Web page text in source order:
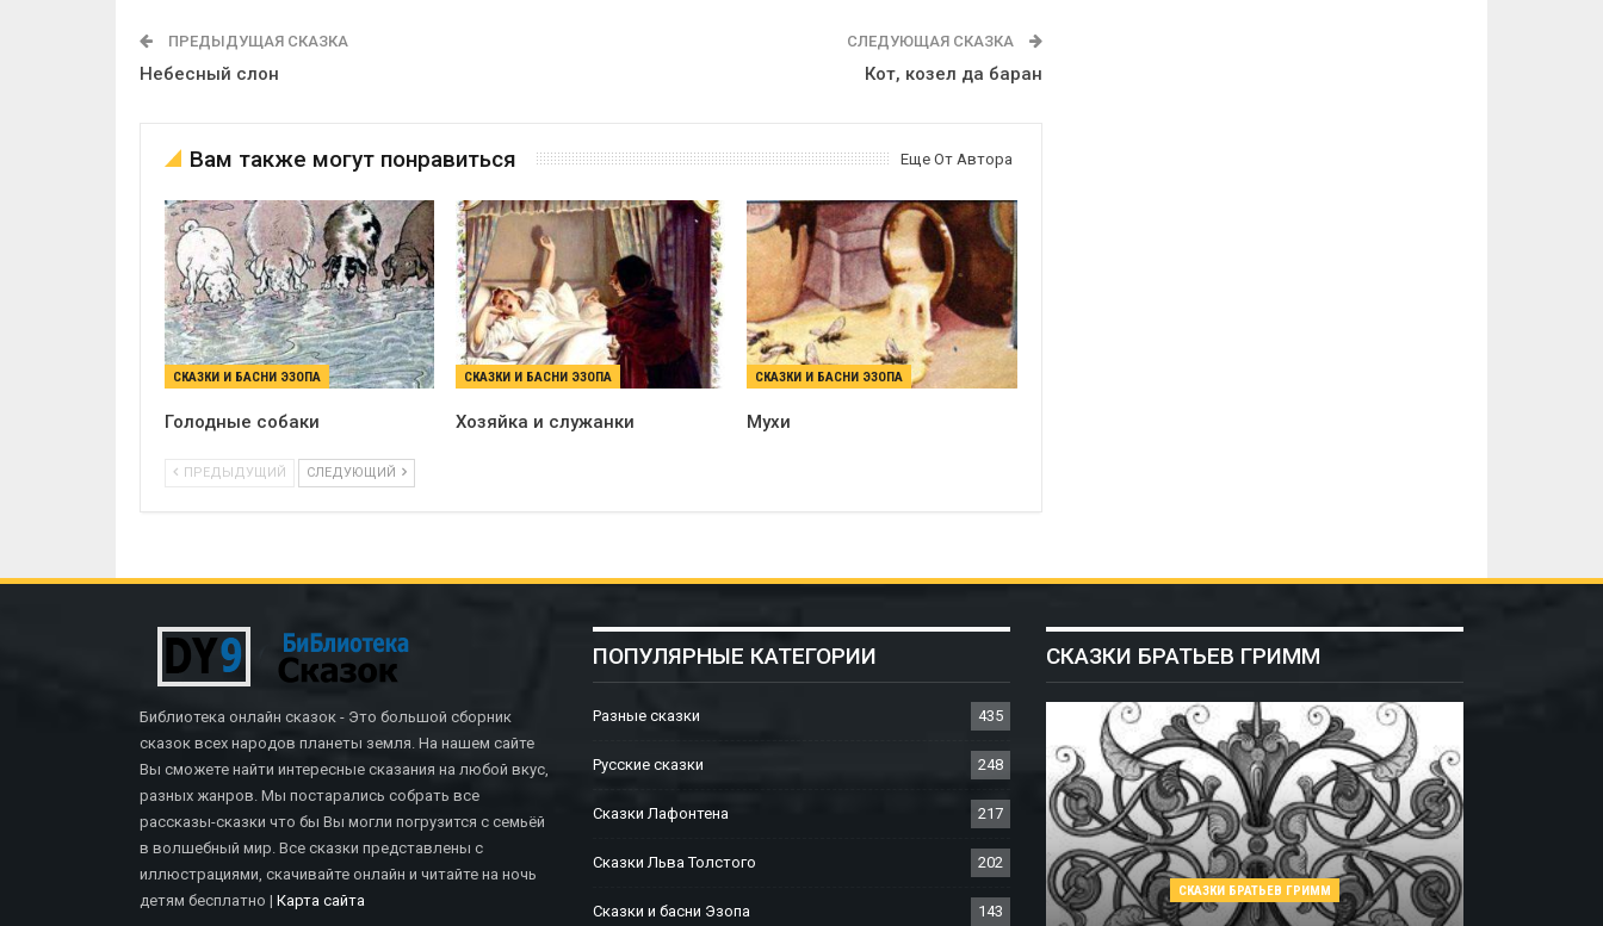
ПРЕДЫДУЩАЯ СКАЗКА
Небесный слон
СЛЕДУЮЩАЯ СКАЗКА
Кот, козел да баран
Вам также могут понравиться Еще От Автора
СКАЗКИ И БАСНИ ЭЗОПА
Голодные собаки
СКАЗКИ И БАСНИ ЭЗОПА
Хозяйка и служанки
СКАЗКИ И БАСНИ ЭЗОПА
Мухи
ПРЕДЫДУЩИЙ СЛЕДУЮЩИЙ
Библиотека онлайн сказок - Это большой сборник
сказок всех народов планеты земля. На нашем сайте
Вы сможете найти интересные сказания на любой вкус,
разных жанров. Мы постарались собрать все
рассказы-сказки что бы Вы могли погрузится с семьёй
в волшебный мир. Все сказки представлены с
иллюстрациями, скачивайте онлайн и читайте на ночь
детям бесплатно | Карта сайта
ПОПУЛЯРНЫЕ КАТЕГОРИИ
Разные сказки 435
Русские сказки 248
Сказки Лафонтена 217
Сказки Льва Толстого 202
Сказки и басни Эзопа 143
СКАЗКИ БРАТЬЕВ ГРИММ
СКАЗКИ БРАТЬЕВ ГРИММ